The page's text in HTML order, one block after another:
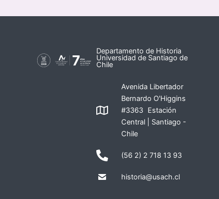
Departamento de Historia
Universidad de Santiago de
Chile
Avenida Libertador
Bernardo O'Higgins
#3363 Estación
Central | Santiago -
Chile
(56 2) 2 718 13 93
historia@usach.cl